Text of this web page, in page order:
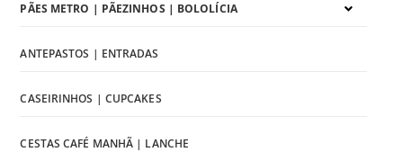
PÃES METRO | PÃEZINHOS | BOLOLÍCIA
ANTEPASTOS | ENTRADAS
CASEIRINHOS | CUPCAKES
CESTAS CAFÉ MANHÃ | LANCHE